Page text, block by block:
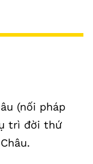
(nối pháp
trì đời thứ